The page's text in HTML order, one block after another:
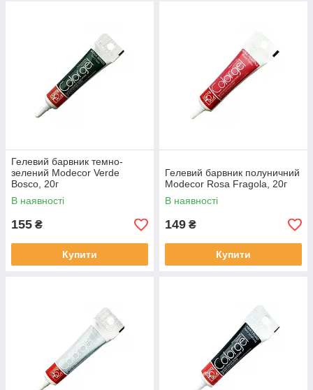
Гелевий барвник темно-
зелений Modecor Verde
Bosco, 20г
В наявності
155 ₴
Купити
Гелевий барвник полуничний
Modecor Rosa Fragola, 20г
В наявності
149 ₴
Купити